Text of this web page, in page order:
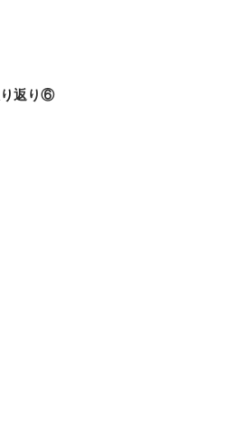
り返り⑥